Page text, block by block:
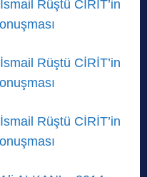
Rüştü CİRİT’in
Rüştü CİRİT’in
Rüştü CİRİT’in